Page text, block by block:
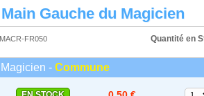
Main Gauche du Magicien
MACR-FR050 Quantité en
- Commune